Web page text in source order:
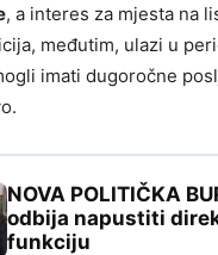
, a interes za mjesta na
međutim, ulazi u
imati dugoročne
NOVA POLITIČKA
odbija napustiti
funkciju